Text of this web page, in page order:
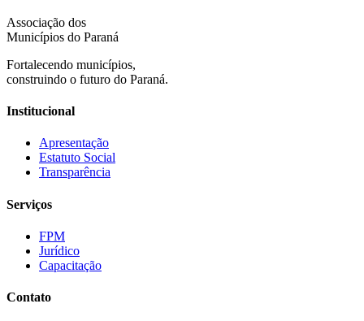
Associação dos
Municípios do Paraná
Fortalecendo municípios,
construindo o futuro do Paraná.
Institucional
Apresentação
Estatuto Social
Transparência
Serviços
FPM
Jurídico
Capacitação
Contato